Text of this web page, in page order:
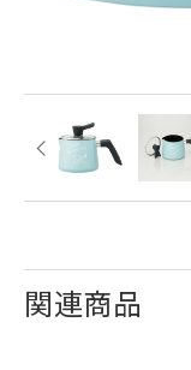
関連商品